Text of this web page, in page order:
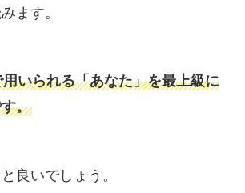
ます。
いられる「あなた」を最上級に
。
良いでしょう。